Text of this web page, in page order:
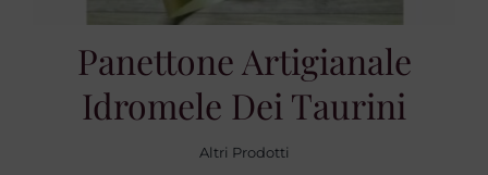
Panettone Artigianale
Idromele Dei Taurini
Altri Prodotti